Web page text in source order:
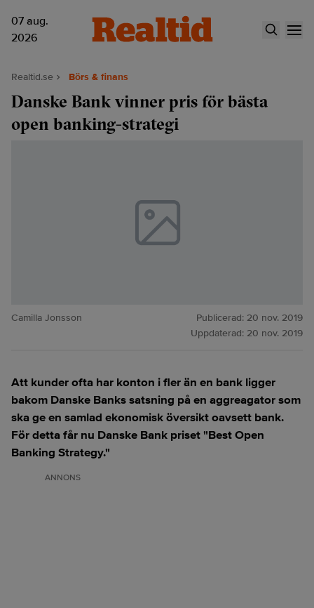
07 aug.
2026
Realtid.se Börs & finans
Danske Bank vinner pris för bästa
open banking-strategi
Camilla Jonsson Publicerad: 20 nov. 2019
Uppdaterad: 20 nov. 2019
Att kunder ofta har konton i fler än en bank ligger
bakom Danske Banks satsning på en aggreagator som
ska ge en samlad ekonomisk översikt oavsett bank.
För detta får nu Danske Bank priset "Best Open
Banking Strategy."
ANNONS